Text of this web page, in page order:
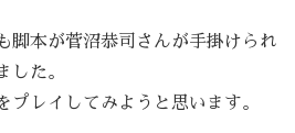
脚本が菅沼恭司さんが手掛けられ
した。
プレイしてみようと思います。